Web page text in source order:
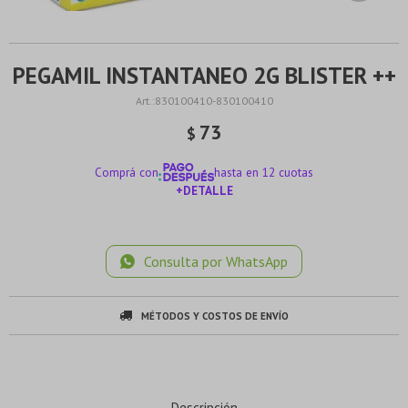
PEGAMIL INSTANTANEO 2G BLISTER ++
830100410-830100410
$ 73
Comprá con
hasta en 12 cuotas
+DETALLE
Consulta por WhatsApp
MÉTODOS Y COSTOS DE ENVÍO